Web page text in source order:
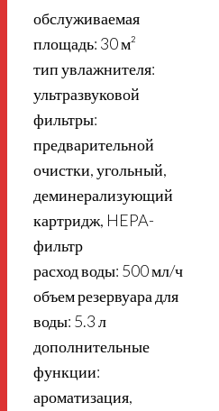
обслуживаемая
площадь: 30 м²
тип увлажнителя:
ультразвуковой
фильтры:
предварительной
очистки, угольный,
деминерализующий
картридж, HEPA-
фильтр
расход воды: 500 мл/ч
объем резервуара для
воды: 5.3 л
дополнительные
функции:
ароматизация,